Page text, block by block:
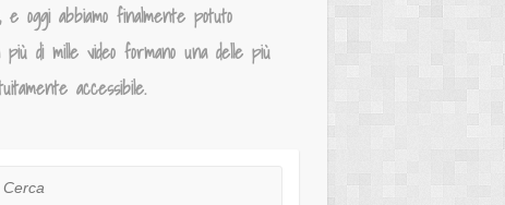
oggi abbiamo finalmente potuto
di mille video formano una delle più
accessibile.